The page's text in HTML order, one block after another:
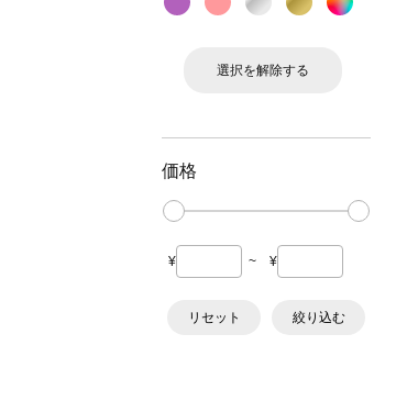
選択を解除する
価格
¥ ~ ¥
リセット 絞り込む